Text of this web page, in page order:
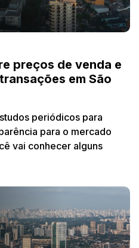
preços de venda e
em São
periódicos para
para o mercado
vai conhecer alguns